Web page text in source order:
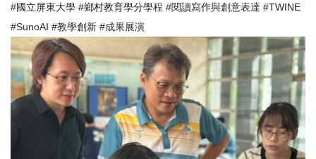
#國立屏東大學 #鄉村教育學分學程 #閱讀寫作與創意表達 #TWINE
#SunoAI #教學創新 #成果展演